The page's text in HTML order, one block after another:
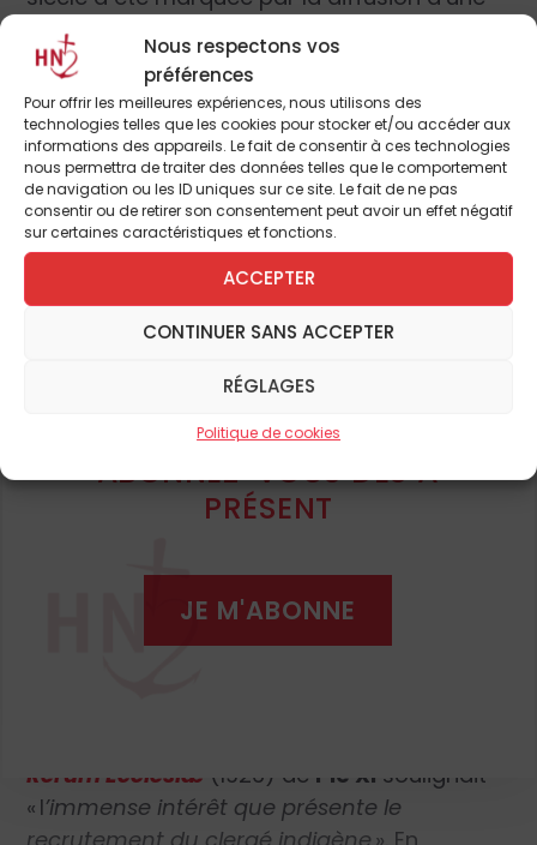
Nous respectons vos
préférences
Pour offrir les meilleures expériences, nous utilisons des
technologies telles que les cookies pour stocker et/ou accéder aux
informations des appareils. Le fait de consentir à ces technologies
nous permettra de traiter des données telles que le comportement
de navigation ou les ID uniques sur ce site. Le fait de ne pas
consentir ou de retirer son consentement peut avoir un effet négatif
sur certaines caractéristiques et fonctions.
ACCEPTER
CONTINUER SANS ACCEPTER
RÉGLAGES
Politique de cookies
profonde hostilité envers la présence
française – qui déjà s’était fait sentir au fil
des persécutions récurrentes qui touchèrent
tout autant le clergé occidental que les
vocations locales. Pour l’Église, le danger
d’un amalgame entre les missionnaires et
les autorités coloniales risquait de menacer
les progrès de l’évangélisation. Dans les
années 1920, Rome a voulu
renouvellement des stratégies missionnaires
l’entreprise coloniale»(1).Benoît XV
chercher d’autre gain que celui des âmes
(2). Lapromotion d’un clergé indigène
était la solution la plus évidente pour
sur les Empires coloniaux et sur le processus
d’évangélisation. Trois documents
pontificauxont vigoureusement promu ce
Rerum Ecclesiæ (1926) de Pie XI soulignait
« l’immense intérêt que présente le
Pour continuer à lire cet
article
et de nombreux autres
ABONNEZ-VOUS DÈS À
PRÉSENT
JE M'ABONNE